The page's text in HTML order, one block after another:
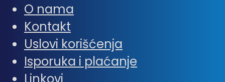
O nama
Kontakt
Uslovi korišćenja
Isporuka i plaćanje
Linkovi